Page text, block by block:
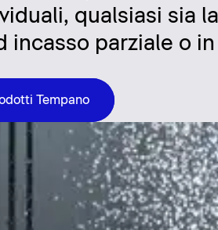
qualsiasi sia
incasso parziale o
Tempano